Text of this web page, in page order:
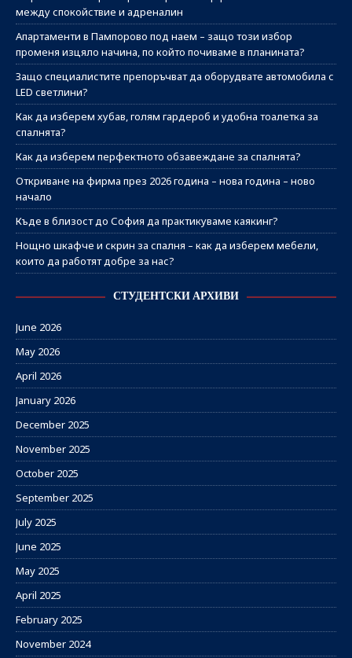
между спокойствие и адреналин
Апартаменти в Пампорово под наем – защо този избор
променя изцяло начина, по който почиваме в планината?
Защо специалистите препоръчват да оборудвате автомобила с
LED светлини?
Как да изберем хубав, голям гардероб и удобна тоалетка за
спалнята?
Как да изберем перфектното обзавеждане за спалнята?
Откриване на фирма през 2026 година – нова година – ново
начало
Къде в близост до София да практикуваме каякинг?
Нощно шкафче и скрин за спалня – как да изберем мебели,
които да работят добре за нас?
СТУДЕНТСКИ АРХИВИ
June 2026
May 2026
April 2026
January 2026
December 2025
November 2025
October 2025
September 2025
July 2025
June 2025
May 2025
April 2025
February 2025
November 2024